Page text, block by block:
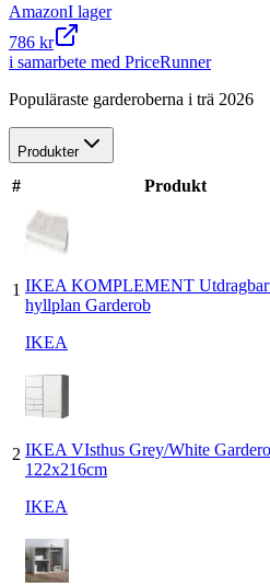
AmazonI lager
786 kr
i samarbete med PriceRunner
Populäraste garderoberna i trä 2026
Produkter
# Produkt
1 IKEA KOMPLEMENT
hyllplan Garderob
IKEA
2 IKEA VIsthus Grey/White
122x216cm
IKEA